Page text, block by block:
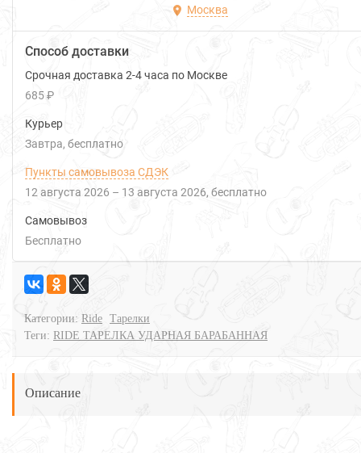
Москва
Способ доставки
Срочная доставка 2-4 часа по Москве
685 ₽
Курьер
Завтра
Бесплатно
Пункты самовывоза СДЭК
12 августа 2026 – 13 августа 2026 Бесплатно
Самовывоз
Бесплатно
Категории: Ride Тарелки
Теги: RIDE ТАРЕЛКА УДАРНАЯ БАРАБАННАЯ
Описание